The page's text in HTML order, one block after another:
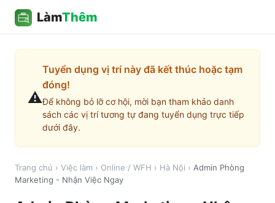
LàmThêm
⚠️
Tuyển dụng vị trí này đã kết thúc hoặc tạm
đóng!
Để không bỏ lỡ cơ hội, mời bạn tham khảo danh
sách các vị trí tương tự đang tuyển dụng trực tiếp
dưới đây.
Trang chủ › Việc làm › Online / WFH › Hà Nội › Admin Phòng
Marketing - Nhận Việc Ngay